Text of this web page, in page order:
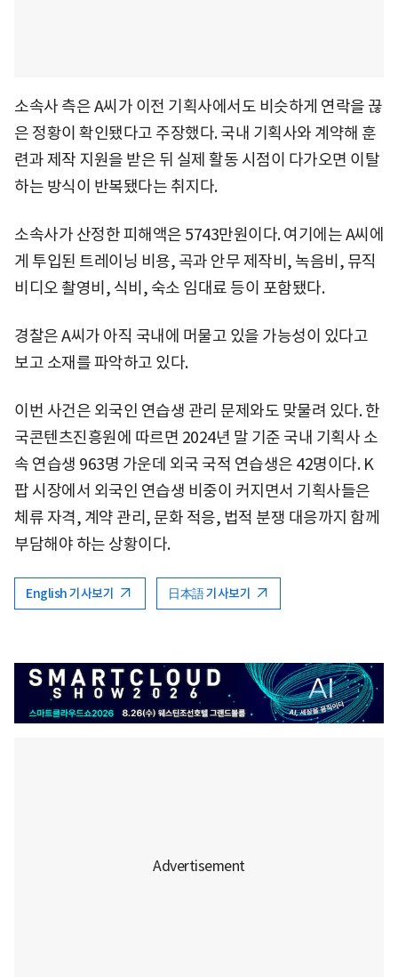
소속사 측은 A씨가 이전 기획사에서도 비슷하게 연락을 끊
은 정황이 확인됐다고 주장했다. 국내 기획사와 계약해 훈
련과 제작 지원을 받은 뒤 실제 활동 시점이 다가오면 이탈
하는 방식이 반복됐다는 취지다.
소속사가 산정한 피해액은 5743만원이다. 여기에는 A씨에
게 투입된 트레이닝 비용, 곡과 안무 제작비, 녹음비, 뮤직
비디오 촬영비, 식비, 숙소 임대료 등이 포함됐다.
경찰은 A씨가 아직 국내에 머물고 있을 가능성이 있다고
보고 소재를 파악하고 있다.
이번 사건은 외국인 연습생 관리 문제와도 맞물려 있다. 한
국콘텐츠진흥원에 따르면 2024년 말 기준 국내 기획사 소
속 연습생 963명 가운데 외국 국적 연습생은 42명이다. K
팝 시장에서 외국인 연습생 비중이 커지면서 기획사들은
체류 자격, 계약 관리, 문화 적응, 법적 분쟁 대응까지 함께
부담해야 하는 상황이다.
English 기사보기 日本語 기사보기